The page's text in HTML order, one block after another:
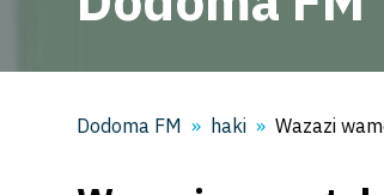
Dodoma FM haki Wazazi